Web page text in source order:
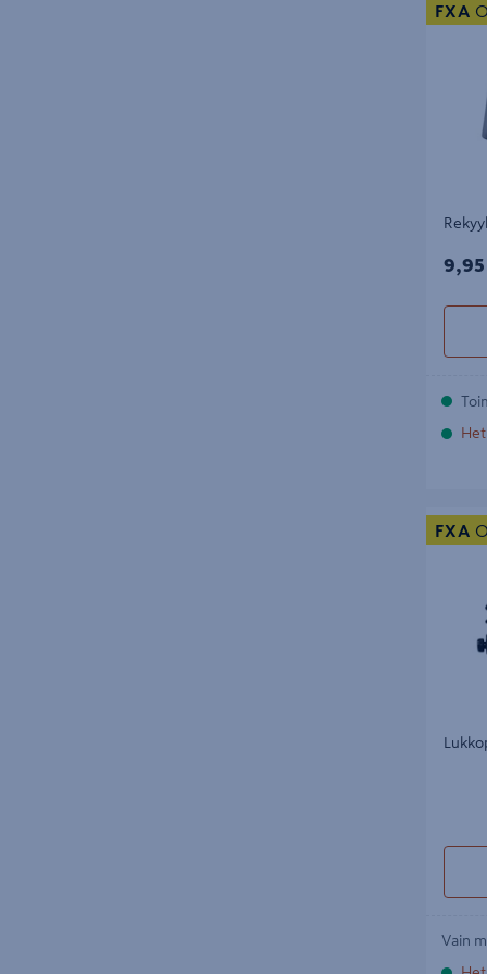
9,95
FXA
FXA
Vain